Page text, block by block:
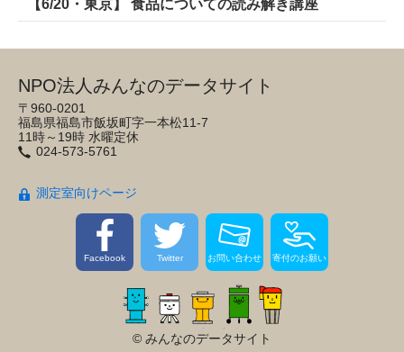
【6/20・東京】 食品についての読み解き講座
NPO法人みんなのデータサイト
〒960-0201
福島県福島市飯坂町字一本松11-7
11時～19時 水曜定休
024-573-5761
測定室向けページ
Facebook Twitter お問い合わせ 寄付のお願い
© みんなのデータサイト